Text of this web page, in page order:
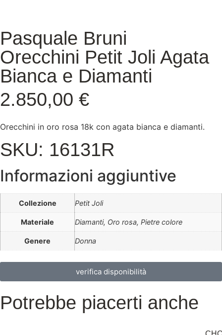
Pasquale Bruni
Orecchini Petit Joli Agata
Bianca e Diamanti
2.850,00 €
Orecchini in oro rosa 18k con agata bianca e diamanti.
SKU: 16131R
Informazioni aggiuntive
Collezione Petit Joli
Materiale Diamanti, Oro rosa, Pietre colore
Genere Donna
verifica disponibilità
Potrebbe piacerti anche